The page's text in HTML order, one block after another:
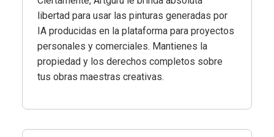
libertad para usar las pinturas generadas por
IA producidas en la plataforma para proyectos
personales y comerciales. Mantienes la
propiedad y los derechos completos sobre
tus obras maestras creativas.